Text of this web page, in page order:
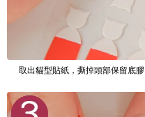
取出貓型貼紙，撕掉頭部保留底膠